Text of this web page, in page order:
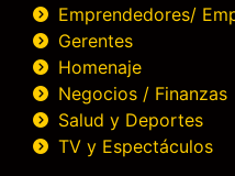
Emprendedores/
Gerentes
Homenaje
Negocios / Finanzas
Salud y Deportes
TV y Espectáculos